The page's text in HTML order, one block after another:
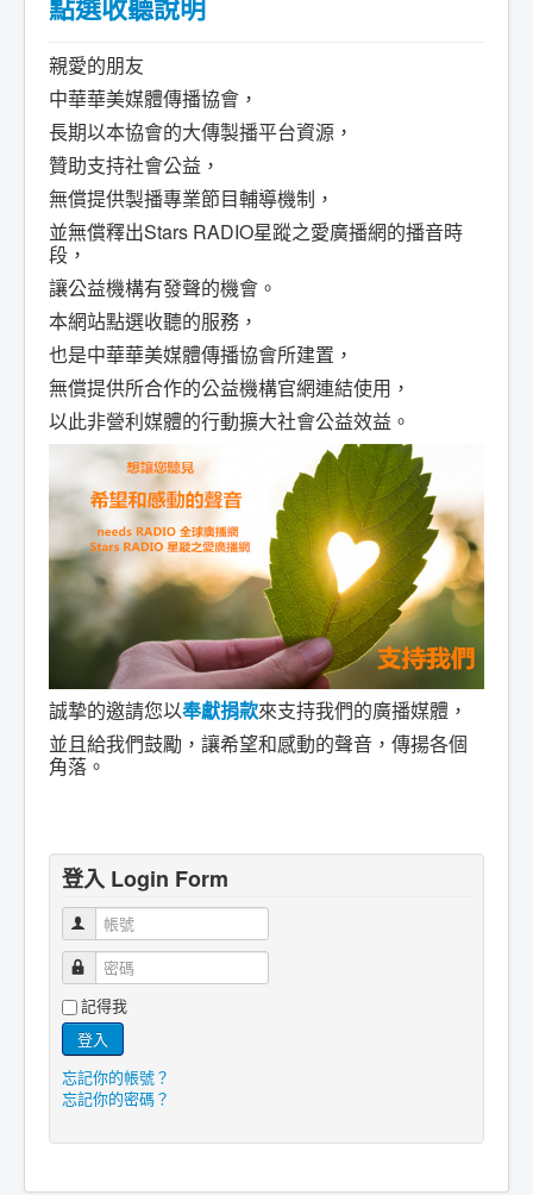
親愛的朋友
中華華美媒體傳播協會，
長期以本協會的大傳製播平台資源，
贊助支持社會公益，
無償提供製播專業節目輔導機制，
並無償釋出Stars RADIO星蹤之愛廣播網的播音時
段，
讓公益機構有發聲的機會。
本網站點選收聽的服務，
也是中華華美媒體傳播協會所建置，
無償提供所合作的公益機構官網連結使用，
以此非營利媒體的行動擴大社會公益效益。
誠摯的邀請您以奉獻捐款來支持我們的廣播媒體，
並且給我們鼓勵，讓希望和感動的聲音，傳揚各個
角落。
登入 Login Form
帳號
密碼
記得我
登入
忘記你的帳號？
忘記你的密碼？